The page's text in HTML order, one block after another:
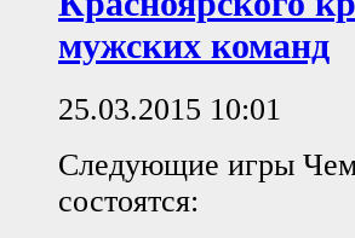
мужских команд
25.03.2015 10:01
Следующие игры
состоятся: